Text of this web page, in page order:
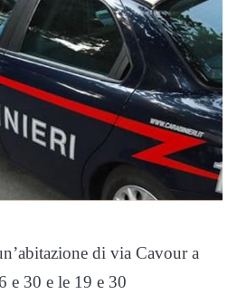
di via Cavour a
e 30 e le 19 e 30